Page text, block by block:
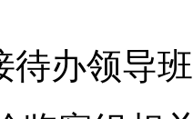
待办领导